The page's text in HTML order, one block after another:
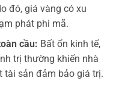
đó, giá vàng có xu
phát phi mã.
cầu: Bất ổn kinh tế,
trị thường khiến nhà
sản đảm bảo giá trị.